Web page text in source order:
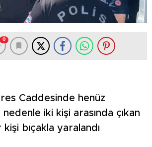
0
Caddesinde henüz
iki kişi arasında çıkan
bıçakla yaralandı